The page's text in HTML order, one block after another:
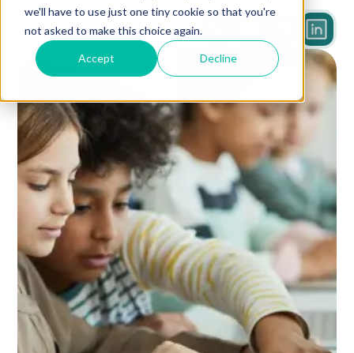
we'll have to use just one tiny cookie so that you're
not asked to make this choice again.
Accept Decline
4 min